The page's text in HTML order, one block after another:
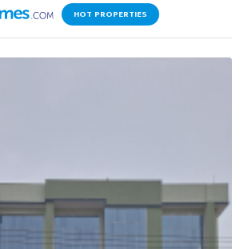
HOT PROPERTIES